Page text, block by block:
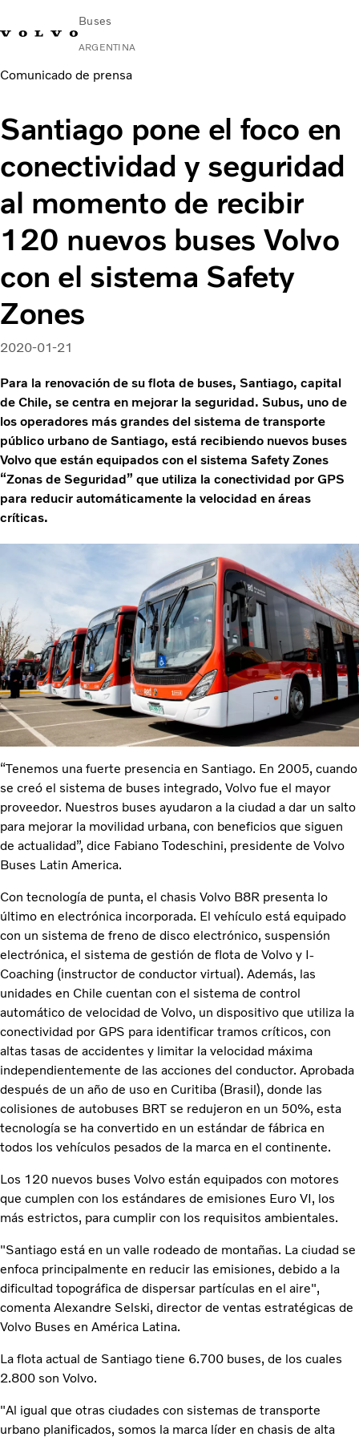
Buses
ARGENTINA
Change MarketContactoBuscar concesionario
Urbano e Interurbano
Buses Media & Larga Distancia
Servicios
¿Por qué elegir Volvo?
Contacto
Comunicado de prensa
Santiago pone el foco en
conectividad y seguridad
al momento de recibir
120 nuevos buses Volvo
con el sistema Safety
Zones
2020-01-21
Para la renovación de su flota de buses, Santiago, capital
de Chile, se centra en mejorar la seguridad. Subus, uno de
los operadores más grandes del sistema de transporte
público urbano de Santiago, está recibiendo nuevos buses
Volvo que están equipados con el sistema Safety Zones
“Zonas de Seguridad” que utiliza la conectividad por GPS
para reducir automáticamente la velocidad en áreas
críticas.
“Tenemos una fuerte presencia en Santiago. En 2005, cuando
se creó el sistema de buses integrado, Volvo fue el mayor
proveedor. Nuestros buses ayudaron a la ciudad a dar un salto
para mejorar la movilidad urbana, con beneficios que siguen
de actualidad”, dice Fabiano Todeschini, presidente de Volvo
Buses Latin America.
Con tecnología de punta, el chasis Volvo B8R presenta lo
último en electrónica incorporada. El vehículo está equipado
con un sistema de freno de disco electrónico, suspensión
electrónica, el sistema de gestión de flota de Volvo y I-
Coaching (instructor de conductor virtual). Además, las
unidades en Chile cuentan con el sistema de control
automático de velocidad de Volvo, un dispositivo que utiliza la
conectividad por GPS para identificar tramos críticos, con
altas tasas de accidentes y limitar la velocidad máxima
independientemente de las acciones del conductor. Aprobada
después de un año de uso en Curitiba (Brasil), donde las
colisiones de autobuses BRT se redujeron en un 50%, esta
tecnología se ha convertido en un estándar de fábrica en
todos los vehículos pesados ​​de la marca en el continente.
Los 120 nuevos buses Volvo están equipados con motores
que cumplen con los estándares de emisiones Euro VI, los
más estrictos, para cumplir con los requisitos ambientales.
"Santiago está en un valle rodeado de montañas. La ciudad se
enfoca principalmente en reducir las emisiones, debido a la
dificultad topográfica de dispersar partículas en el aire",
comenta Alexandre Selski, director de ventas estratégicas de
Volvo Buses en América Latina.
La flota actual de Santiago tiene 6.700 buses, de los cuales
2.800 son Volvo.
"Al igual que otras ciudades con sistemas de transporte
urbano planificados, somos la marca líder en chasis de alta